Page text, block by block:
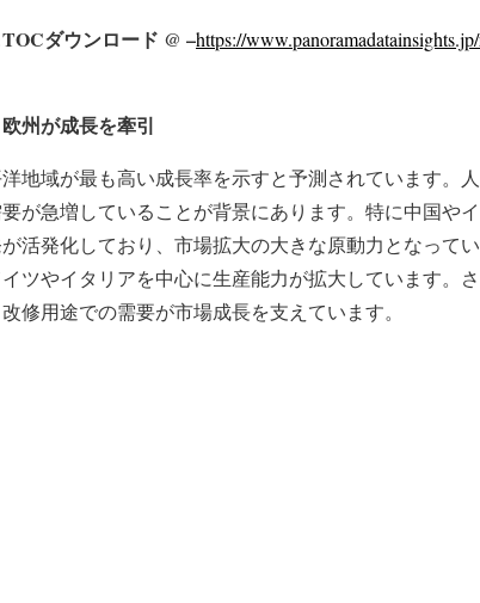
ダウンロード @ –https://
州が成長を牽引
地域が最も高い成長率を示すと予測されています。
が急増していることが背景にあります。特に中国や
活発化しており、市場拡大の大きな原動力となって
ツやイタリアを中心に生産能力が拡大しています。
修用途での需要が市場成長を支えています。